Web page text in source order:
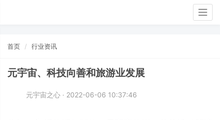
首页 行业资讯
元宇宙、科技向善和旅游业发展
元宇宙之心 · 2022-06-06 10:37:46